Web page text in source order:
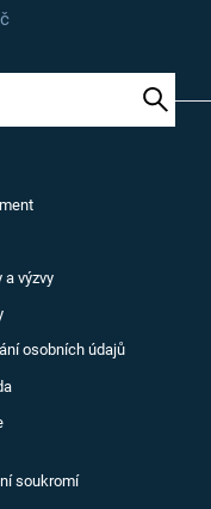
a výzvy
osobních údajů
soukromí